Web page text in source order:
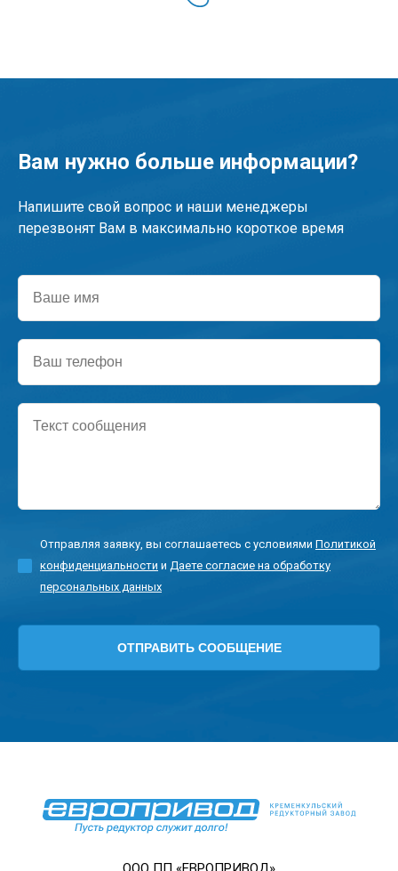
Вам нужно больше информации?
Напишите свой вопрос и наши менеджеры
перезвонят Вам в максимально короткое время
имя
телефон
сообщения
Отправляя заявку, вы соглашаетесь с условиями Политикой
конфиденциальности и Даете согласие на обработку
персональных данных